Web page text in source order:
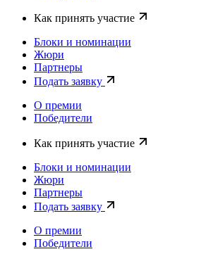
Как принять участие
Блоки и номинации
Жюри
Партнеры
Подать заявку
О премии
Победители
Как принять участие
Блоки и номинации
Жюри
Партнеры
Подать заявку
О премии
Победители